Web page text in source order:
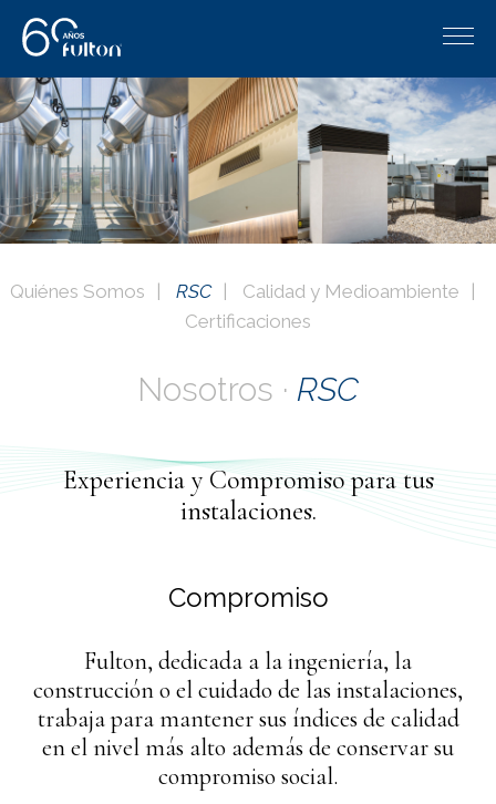
Quiénes Somos RSC
Calidad y Medioambiente
Certificaciones
Nosotros · RSC
Experiencia y Compromiso para tus
instalaciones.
Compromiso
Fulton, dedicada a la ingeniería, la
construcción o el cuidado de las instalaciones,
trabaja para mantener sus índices de calidad
en el nivel más alto además de conservar su
compromiso social.